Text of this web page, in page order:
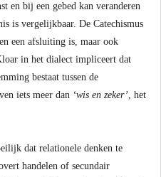
en bij een gebed kan veranderen
is vergelijkbaar. De Catechismus
een afsluiting is, maar ook
in het dialect impliceert dat
bestaat tussen de
iets meer dan ‘wis en zeker’, het
dat relationele denken te
handelen of secundair